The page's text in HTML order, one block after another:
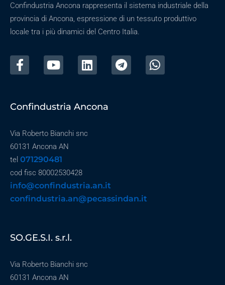
Confindustria Ancona rappresenta il sistema industriale della
provincia di Ancona, espressione di un tessuto produttivo
locale tra i più dinamici del Centro Italia.
Confindustria Ancona
Via Roberto Bianchi snc
60131 Ancona AN
tel 071290481
cod fisc 80002530428
info@confindustria.an.it
confindustria.an@pecassindan.it
SO.GE.S.I. s.r.l.
Via Roberto Bianchi snc
60131 Ancona AN